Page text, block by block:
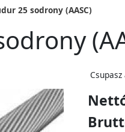
25 sodrony (AASC)
Csupasz